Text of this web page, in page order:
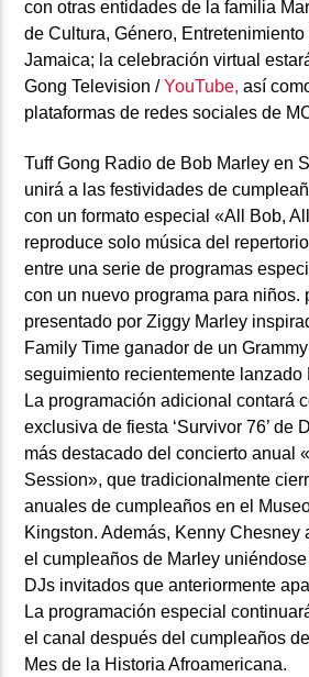
con otras entidades de la familia
de Cultura, Género,
Jamaica; la celebración virtual
Gong Television /YouTube, así
plataformas de redes sociales de
Tuff Gong Radio de Bob Marley en
unirá a las festividades de
con un formato especial «All Bob,
reproduce solo música del
entre una serie de programas
con un nuevo programa para niños.
presentado por Ziggy Marley
Family Time ganador de un
seguimiento recientemente lanzado
La programación adicional contará
exclusiva de fiesta ‘Survivor 76’ de
más destacado del concierto anual
Session», que tradicionalmente
anuales de cumpleaños en el
Kingston. Además, Kenny Chesney
el cumpleaños de Marley
DJs invitados que anteriormente
La programación especial
el canal después del cumpleaños
Mes de la Historia Afroamericana.